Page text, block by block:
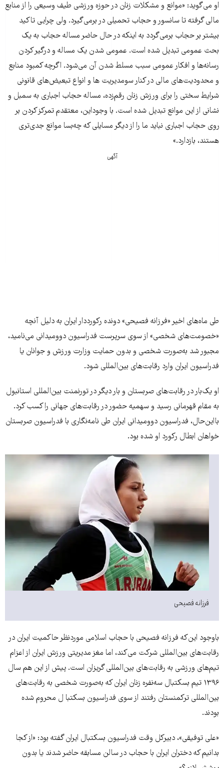
او می‌گوید: «موانع و مشکلات زنان در حوزه ورزشی طیف وسیعی را از منابع
مالی گرفته تا سانسور و حجاب تحمیلی در برمی‌گیرد. ولی چرایی تاکید
بیشتر بر حجاب برمی‌گردد به اینکه در حال حاضر مساله حجاب به یک
بحث عمومی تبدیل شده است. عمومی شدن یک مساله و درگیر کردن
رسانه‌ها و افکار عمومی سبب مسلط شدن آن می‌شود. اگرچه کمبود منابع
و محدودیت‌های مالی در کنار سومدیریت ها و انواع تبعیض‌های قانونی
شرایط سختی را برای ورزش زنان رقم‌زده، مساله حجاب اجباری به سمبل و
نشانی از این موانع تبدیل شده است. با وجوداین‌، معتقدم تمرکز کردن بر
روی حجاب اجباری نباید ما را از دیگر مسایلی که چه‌بسا موانع جدی‌تری
هستند، بازدارد.»
آگهی
طی ماه‌های اخیر «فرزانه فصیحی» دونده رکورددار ایران به دلیل آنچه
«خصومت‌های شخصی» از سوی سرپرست فدراسیون دوومیدانی می‌نامید،
مجبور شد به‌صورت شخصی و بدون حمایت وزارت ورزش و جوانان یا
فدراسیون ایران وارد رقابت‌های بین‌المللی شود.
او یک‌بار در رقابت‌های صربستان و بار دیگر در تورنمنت بین‌المللی استانبول
به مقام قهرمانی رسید و سهمیه حضور در رقابت‌های جهانی را کسب کرد.
بااین‌حال، فدراسیون دوومیدانی ایران طی نامه‌‌نگاری با فدراسیون صربستان
خواهان ابطال رکورد او شده بود.
فرزانه فصیحی
باوجود این‌که فرزانه فصیحی با حجاب اسلامی موردنظر حاکمیت ایران در
رقابت‌های بین‌المللی شرکت می‌کند، اما مغز مدیریتی ورزش ایران از اعزام
تیم‌های ورزشی به رقابت‌های بین‌المللی گریزان است. پیش از این هم سال
۱۳۹۶ تیم بسکتبال سه‌نفره زنان ایران که به‌صورت شخصی به رقابت‌های
بین‌المللی ترکمنستان رفتند از سوی فدراسیون بسکتبا ل محروم شده
بودند.
«علی توفیقی»، دبیرکل وقت فدراسیون بسکتبال ایران گفته بود: «از کجا
بدانیم که دختران ایران با حجاب در سالن مسابقه حاضر شدند یا بدون